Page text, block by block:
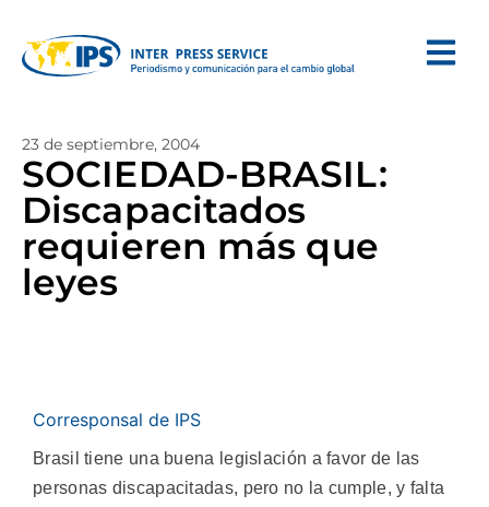
23 de septiembre, 2004
SOCIEDAD-BRASIL:
Discapacitados
requieren más que
leyes
Corresponsal de IPS
Brasil tiene una buena legislación a favor de las
personas discapacitadas, pero no la cumple, y falta